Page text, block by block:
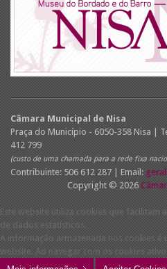
Câmara Municipal de Nisa
Praça do Município - 6050-358 Nisa |
412 799
(custo de uma chamada para a rede fixa
Contribuinte: 506 612 287 | Email:
Copyright © 2026
Este website utiliza cookies que facilitam
de dados estatísticos.
A informação armazenada nos cookies é
website. Ao navegar com os cookies